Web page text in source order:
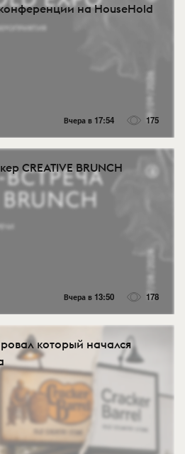
на HouseHold
Вчера в 17:54 175
CREATIVE BRUNCH
Вчера в 13:50 178
который начался